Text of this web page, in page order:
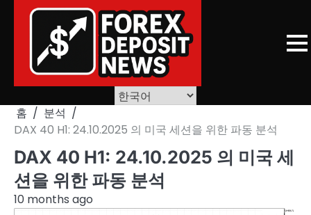
홈
분석
DAX 40 H1: 24.10.2025 의 미국 세션을 위한 파동 분석
DAX 40 H1: 24.10.2025 의 미국 세
션을 위한 파동 분석
10 months ago